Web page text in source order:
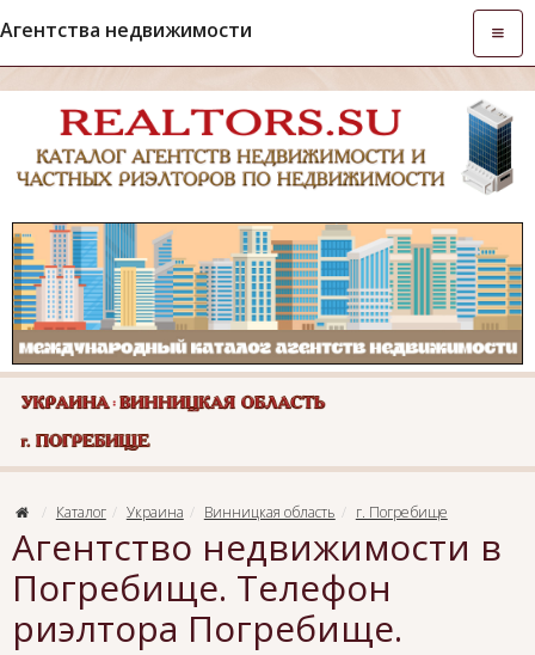
Агентства недвижимости
Каталог Украина Винницкая область г. Погребище
Агентство недвижимости в
Погребище. Телефон
риэлтора Погребище.